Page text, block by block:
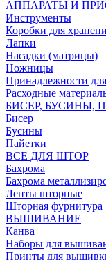
АППАРАТЫ И
Инструменты
Коробки для
Лапки
Насадки (матрицы)
Ножницы
Принадлежности
Расходные
БИСЕР, БУСИНЫ,
Бисер
Бусины
Пайетки
ВСЕ ДЛЯ ШТОР
Бахрома
Бахрома
Ленты шторные
Шторная фурнитура
ВЫШИВАНИЕ
Канва
Наборы для
Принты для